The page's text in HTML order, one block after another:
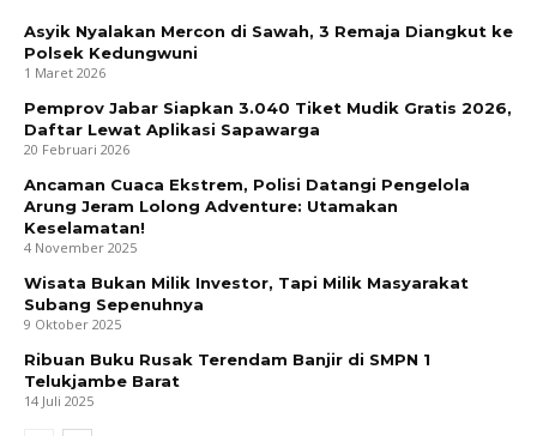
Asyik Nyalakan Mercon di Sawah, 3 Remaja Diangkut ke
Polsek Kedungwuni
1 Maret 2026
Pemprov Jabar Siapkan 3.040 Tiket Mudik Gratis 2026,
Daftar Lewat Aplikasi Sapawarga
20 Februari 2026
Ancaman Cuaca Ekstrem, Polisi Datangi Pengelola
Arung Jeram Lolong Adventure: Utamakan
Keselamatan!
4 November 2025
Wisata Bukan Milik Investor, Tapi Milik Masyarakat
Subang Sepenuhnya
9 Oktober 2025
Ribuan Buku Rusak Terendam Banjir di SMPN 1
Telukjambe Barat
14 Juli 2025